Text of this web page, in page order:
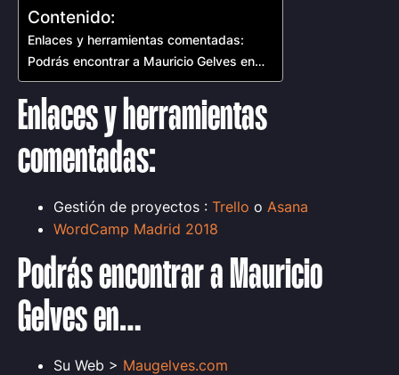
Contenido:
Enlaces y herramientas comentadas:
Podrás encontrar a Mauricio Gelves en…
Enlaces y herramientas
comentadas:
Gestión de proyectos : Trello o Asana
WordCamp Madrid 2018
Podrás encontrar a Mauricio
Gelves en…
Su Web > Maugelves.com